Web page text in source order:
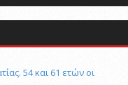
54 και 61 ετών οι